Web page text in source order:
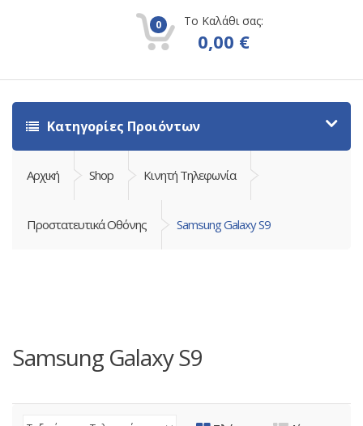
0 Το Καλάθι σας:
0,00 €
Κατηγορίες Προιόντων
Αρχική Shop Κινητή Τηλεφωνία
Προστατευτικά Οθόνης Samsung Galaxy S9
Samsung Galaxy S9